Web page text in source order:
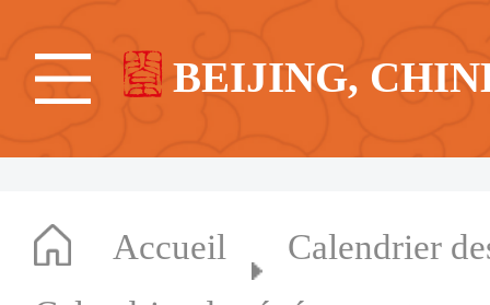
BEIJING,
Accueil
Calendrier